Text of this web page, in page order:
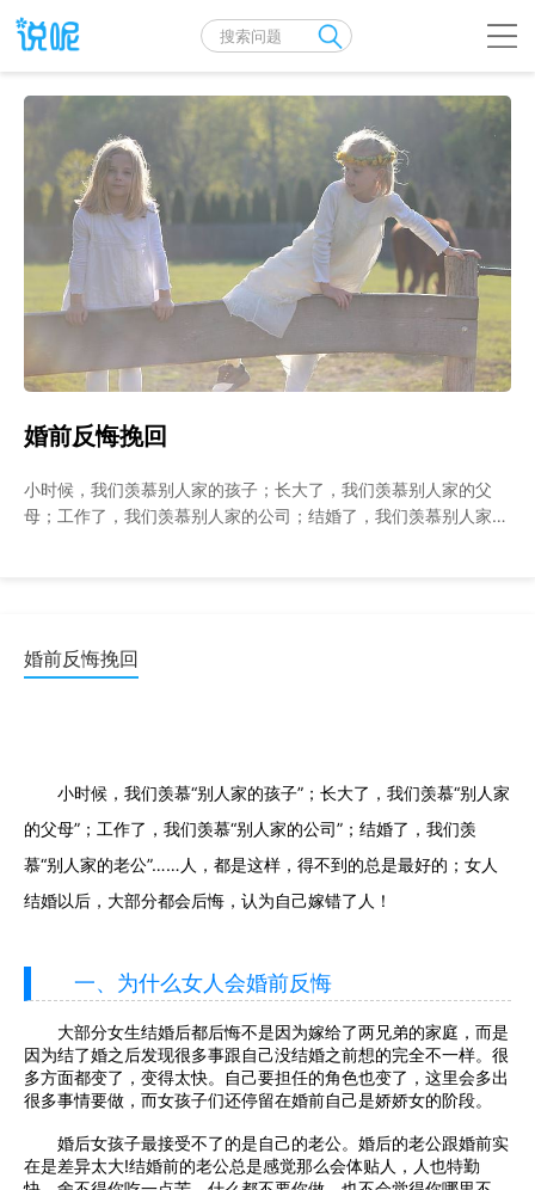
婚前反悔挽回
小时候，我们羡慕别人家的孩子；长大了，我们羡慕别人家的父
母；工作了，我们羡慕别人家的公司；结婚了，我们羡慕别人家的
婚前反悔挽回
小时候，我们羡慕“别人家的孩子”；长大了，我们羡慕“别人家
的父母”；工作了，我们羡慕“别人家的公司”；结婚了，我们羡
慕“别人家的老公”……人，都是这样，得不到的总是最好的；女人
结婚以后，大部分都会后悔，认为自己嫁错了人！
一、为什么女人会婚前反悔
大部分女生结婚后都后悔不是因为嫁给了两兄弟的家庭，而是
因为结了婚之后发现很多事跟自己没结婚之前想的完全不一样。很
多方面都变了，变得太快。自己要担任的角色也变了，这里会多出
很多事情要做，而女孩子们还停留在婚前自己是娇娇女的阶段。
婚后女孩子最接受不了的是自己的老公。婚后的老公跟婚前实
在是差异太大!结婚前的老公总是感觉那么会体贴人，人也特勤